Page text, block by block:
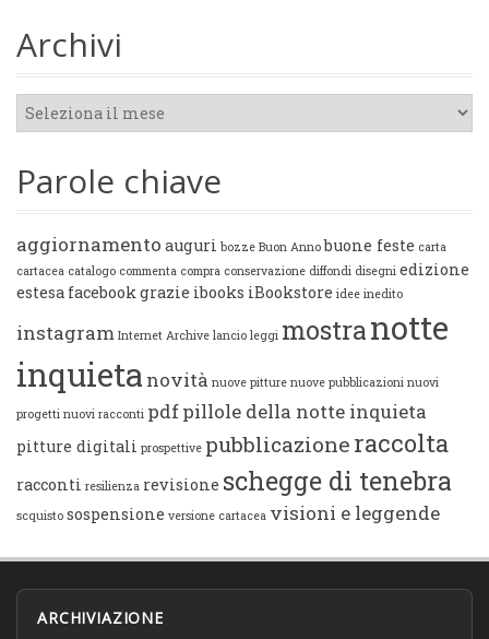
Archivi
Archivi
Parole chiave
aggiornamento auguri bozze Buon Anno buone feste carta
cartacea catalogo commenta compra conservazione diffondi disegni edizione
estesa facebook grazie ibooks iBookstore idee inedito
instagram Internet Archive lancio leggi mostranotte
inquieta novità nuove pitture nuove pubblicazioni nuovi
progetti nuovi racconti pdfpillole della notte inquieta
pitture digitali prospettive pubblicazione raccolta
racconti resilienza revisione schegge di tenebra
scquisto sospensione versione cartacea visioni e leggende
ARCHIVIAZIONE